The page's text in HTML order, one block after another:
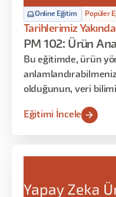
Online Eğitim Popüler
Tarihlerimiz
PM 102: Ürün
Bu eğitimde, ürün
olduğunun, veri
Eğitimi İncele